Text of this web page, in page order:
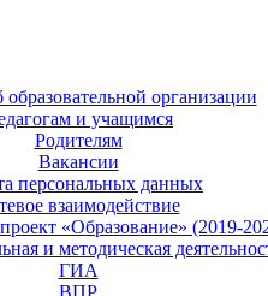
организации
и учащимся
Родителям
Вакансии
персональных данных
взаимодействие
«Образование» (2019-
и методическая
ГИА
ВПР